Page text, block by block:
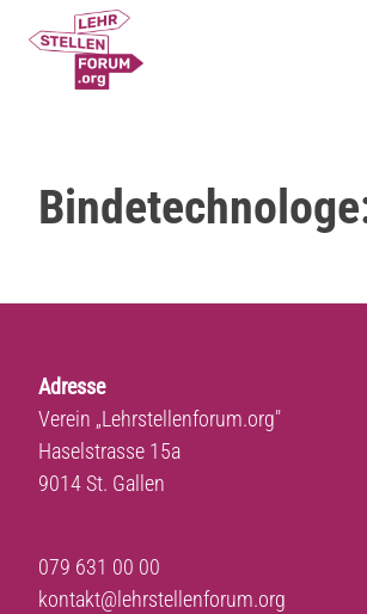
Adresse
Verein „Lehrstellenforum.org"
Haselstrasse 15a
9014 St. Gallen
079 631 00 00
kontakt@lehrstellenforum.org